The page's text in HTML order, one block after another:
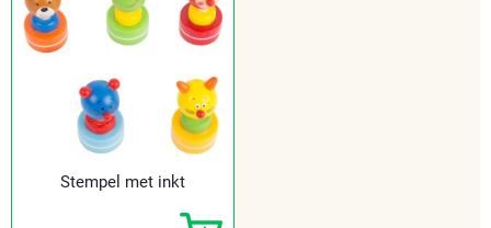
Stempel met inkt